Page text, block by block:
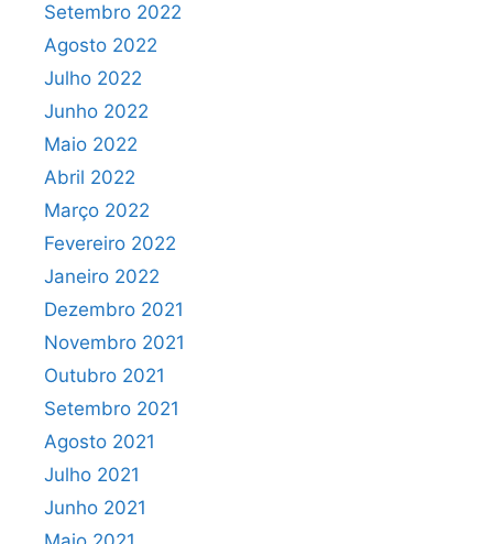
Setembro 2022
Agosto 2022
Julho 2022
Junho 2022
Maio 2022
Abril 2022
Março 2022
Fevereiro 2022
Janeiro 2022
Dezembro 2021
Novembro 2021
Outubro 2021
Setembro 2021
Agosto 2021
Julho 2021
Junho 2021